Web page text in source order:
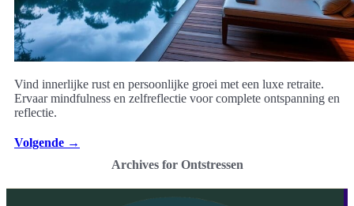
Vind innerlijke rust en persoonlijke groei met een luxe retraite.
Ervaar mindfulness en zelfreflectie voor complete ontspanning en
reflectie.
Volgende →
Archives for Ontstressen